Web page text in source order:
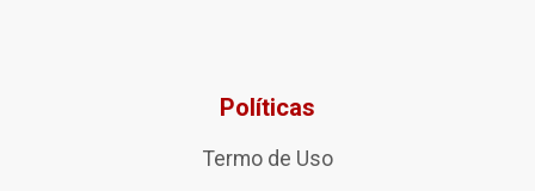
Políticas
Termo de Uso